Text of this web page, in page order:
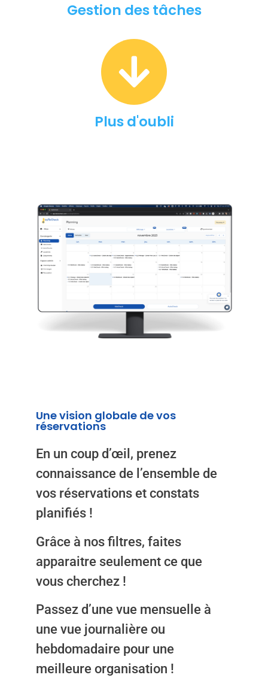
Gestion des tâches
Plus d'oubli
Une vision globale de vos
réservations
En un coup d’œil, prenez
connaissance de l’ensemble de
vos réservations et constats
planifiés !
Grâce à nos filtres, faites
apparaitre seulement ce que
vous cherchez !
Passez d’une vue mensuelle à
une vue journalière ou
hebdomadaire pour une
meilleure organisation !